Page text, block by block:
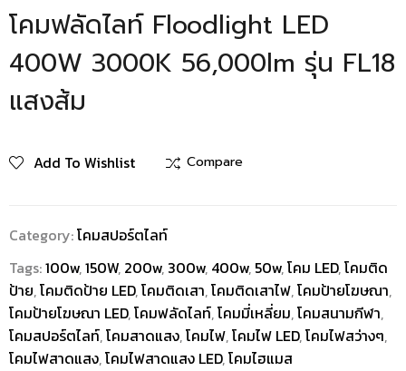
โคมฟลัดไลท์ Floodlight LED
400W 3000K 56,000lm รุ่น FL18
แสงส้ม
Add To Wishlist Compare
Category:โคมสปอร์ตไลท์
Tags:100w,150W, 200w, 300w, 400w, 50w,โคม LED,โคมติด
ป้าย,โคมติดป้าย LED,โคมติดเสา,โคมติดเสาไฟ,โคมป้ายโฆษณา,
โคมป้ายโฆษณา LED,โคมฟลัดไลท์,โคมมี่เหลี่ยม,โคมสนามกีฬา,
โคมสปอร์ตไลท์,โคมสาดแสง,โคมไฟ,โคมไฟ LED,โคมไฟสว่างๆ,
โคมไฟสาดแสง,โคมไฟสาดแสง LED,โคมไฮแมส